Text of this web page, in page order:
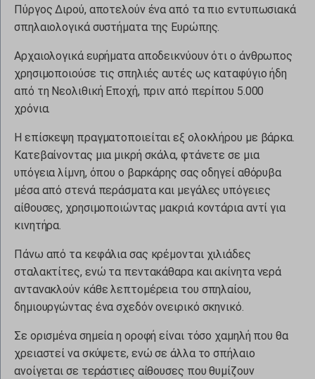
Πύργος Διρού, αποτελούν ένα από τα πιο εντυπωσιακά
σπηλαιολογικά συστήματα της Ευρώπης.
Αρχαιολογικά ευρήματα αποδεικνύουν ότι ο άνθρωπος
χρησιμοποιούσε τις σπηλιές αυτές ως καταφύγιο ήδη
από τη Νεολιθική Εποχή, πριν από περίπου 5.000
χρόνια.
Η επίσκεψη πραγματοποιείται εξ ολοκλήρου με βάρκα.
Κατεβαίνοντας μια μικρή σκάλα, φτάνετε σε μια
υπόγεια λίμνη, όπου ο βαρκάρης σας οδηγεί αθόρυβα
μέσα από στενά περάσματα και μεγάλες υπόγειες
αίθουσες, χρησιμοποιώντας μακριά κοντάρια αντί για
κινητήρα.
Πάνω από τα κεφάλια σας κρέμονται χιλιάδες
σταλακτίτες, ενώ τα πεντακάθαρα και ακίνητα νερά
αντανακλούν κάθε λεπτομέρεια του σπηλαίου,
δημιουργώντας ένα σχεδόν ονειρικό σκηνικό.
Σε ορισμένα σημεία η οροφή είναι τόσο χαμηλή που θα
χρειαστεί να σκύψετε, ενώ σε άλλα το σπήλαιο
ανοίγεται σε τεράστιες αίθουσες που θυμίζουν